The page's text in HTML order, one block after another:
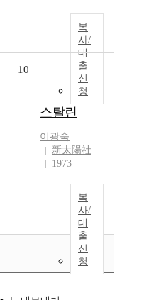
복
사/
대
출
신
청
10
스탈린
이광숙
新太陽社
1973
복
사/
대
출
신
청